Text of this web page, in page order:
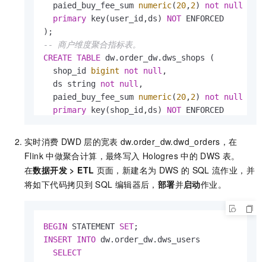
  paied_buy_fee_sum
numeric(20,2) not null
primary key(user_id,ds) NOT ENFORCED
-- 商户维度聚合指标表。
CREATE TABLE dw.order_dw.dws_shops (
  shop_id
bigint not null ,
  ds string
not null ,
  paied_buy_fee_sum
numeric(20,2) not null
primary key(shop_id,ds) NOT ENFORCED
实时消费 DWD 层的宽表 dw.order_dw.dwd_orders，在
Flink 中做聚合计算，最终写入 Hologres 中的 DWS 表。
在数据开发 > ETL 页面，新建名为 DWS 的 SQL 流作业，并
将如下代码拷贝到 SQL 编辑器后， 部署并启动作业。
BEGIN STATEMENT SET
INSERT INTO dw.order_dw.dws_users
SELECT